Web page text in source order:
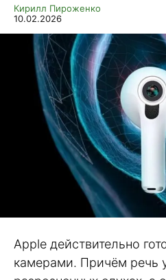
Кирилл Пироженко
10.02.2026
Apple действительно
камерами. Причём речь